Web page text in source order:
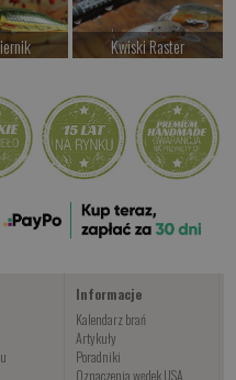
>
Kwiski Raster
Kup teraz >
Informacje
Kalendarz brań
Artykuły
Poradniki
Oznaczenia wędek USA